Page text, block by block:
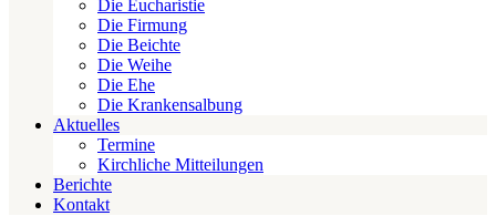
Die Eucharistie
Die Firmung
Die Beichte
Die Weihe
Die Ehe
Die Krankensalbung
Aktuelles
Termine
Kirchliche Mitteilungen
Berichte
Kontakt